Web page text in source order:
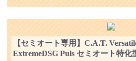
【セミオート専用】C.A.T.
ExtremeDSG Puls セミオート特化